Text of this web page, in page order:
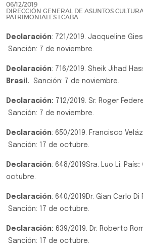
06/12/2019
DIRECCIÓN GENERAL DE ASUNTOS
PATRIMONIALES LCABA
Declaración: 721/2019. Jacqueline
Sanción: 7 de noviembre.
Declaración: 716/2019. Sheik Jihad
Brasil. Sanción: 7 de noviembre.
Declaración: 712/2019. Sr. Roger
Sanción: 7 de noviembre.
Declaración: 650/2019. Francisco
Sanción: 17 de octubre.
Declaración: 648/2019Sra. Luo Li. País:
octubre.
Declaración: 640/2019Dr. Gian Carlo Di
Sanción: 17 de octubre.
Declaración: 639/2019. Dr. Roberto
Sanción: 17 de octubre.